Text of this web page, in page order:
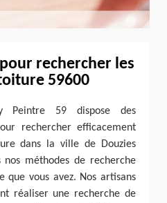
rechercher les
59600
Peintre 59 dispose des
rechercher efficacement
dans la ville de Douzies
nos méthodes de recherche
vous avez. Nos artisans
réaliser une recherche de